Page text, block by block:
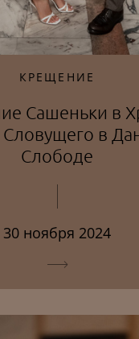
КРЕЩЕНИЕ
Сашеньки в
в
Слободе
30 ноября 2024